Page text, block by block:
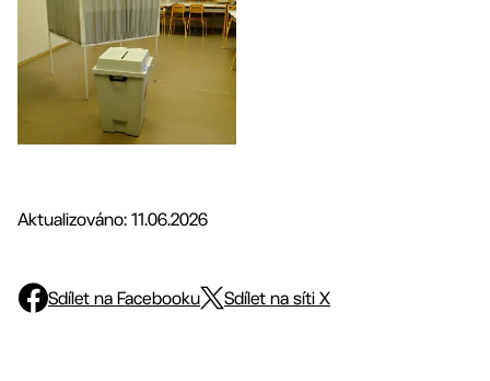
Aktualizováno: 11.06.2026
Sdílet na Facebooku Sdílet na síti X